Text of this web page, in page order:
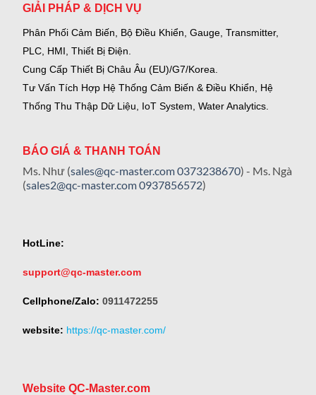
GIẢI PHÁP & DỊCH VỤ
Phân Phối Cảm Biến, Bộ Điều Khiển, Gauge, Transmitter,
PLC, HMI, Thiết Bị Điện.
Cung Cấp Thiết Bị Châu Âu (EU)/G7/Korea.
Tư Vấn Tích Hợp Hệ Thống Cảm Biến & Điều Khiển, Hệ
Thống Thu Thập Dữ Liệu, IoT System, Water Analytics.
BÁO GIÁ & THANH TOÁN
Ms. Như (sales@qc-master.com0373238670) - Ms. Ngà
(sales2@qc-master.com0937856572)
HotLine:
support@qc-master.com
Cellphone/Zalo: 0911472255
website: https://qc-master.com/
Website QC-Master.com